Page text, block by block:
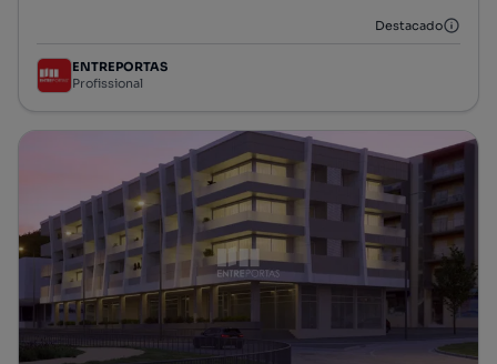
Destacado
ENTREPORTAS
Profissional